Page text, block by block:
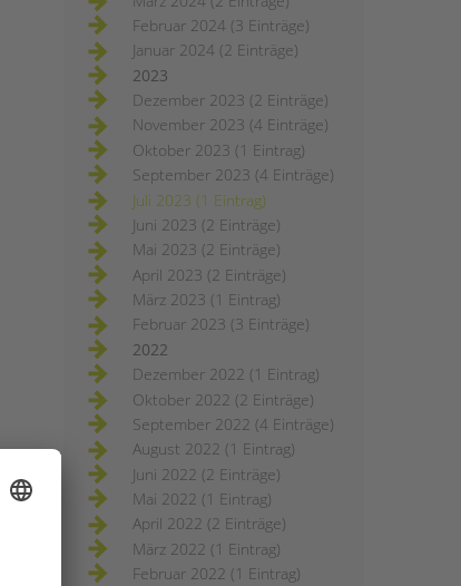
Februar 2024 (3 Einträge)
Januar 2024 (2 Einträge)
2023
Dezember 2023 (2 Einträge)
November 2023 (4 Einträge)
Oktober 2023 (1 Eintrag)
September 2023 (4 Einträge)
Juli 2023 (1 Eintrag)
Juni 2023 (2 Einträge)
Mai 2023 (2 Einträge)
April 2023 (2 Einträge)
März 2023 (1 Eintrag)
Februar 2023 (3 Einträge)
2022
Dezember 2022 (1 Eintrag)
Oktober 2022 (2 Einträge)
September 2022 (4 Einträge)
August 2022 (1 Eintrag)
Juni 2022 (2 Einträge)
Mai 2022 (1 Eintrag)
April 2022 (2 Einträge)
März 2022 (1 Eintrag)
Februar 2022 (1 Eintrag)